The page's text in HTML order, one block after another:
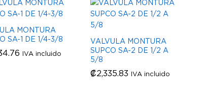
MONTURA
SA-1 DE 1/4-3/8
IVA incluido
VALVULA MONTURA
SUPCO SA-2 DE 1/2 A
5/8
₡2,335.83 IVA incluido
₡2,335.83